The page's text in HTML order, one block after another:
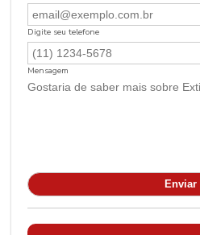
Digite seu telefone
Mensagem